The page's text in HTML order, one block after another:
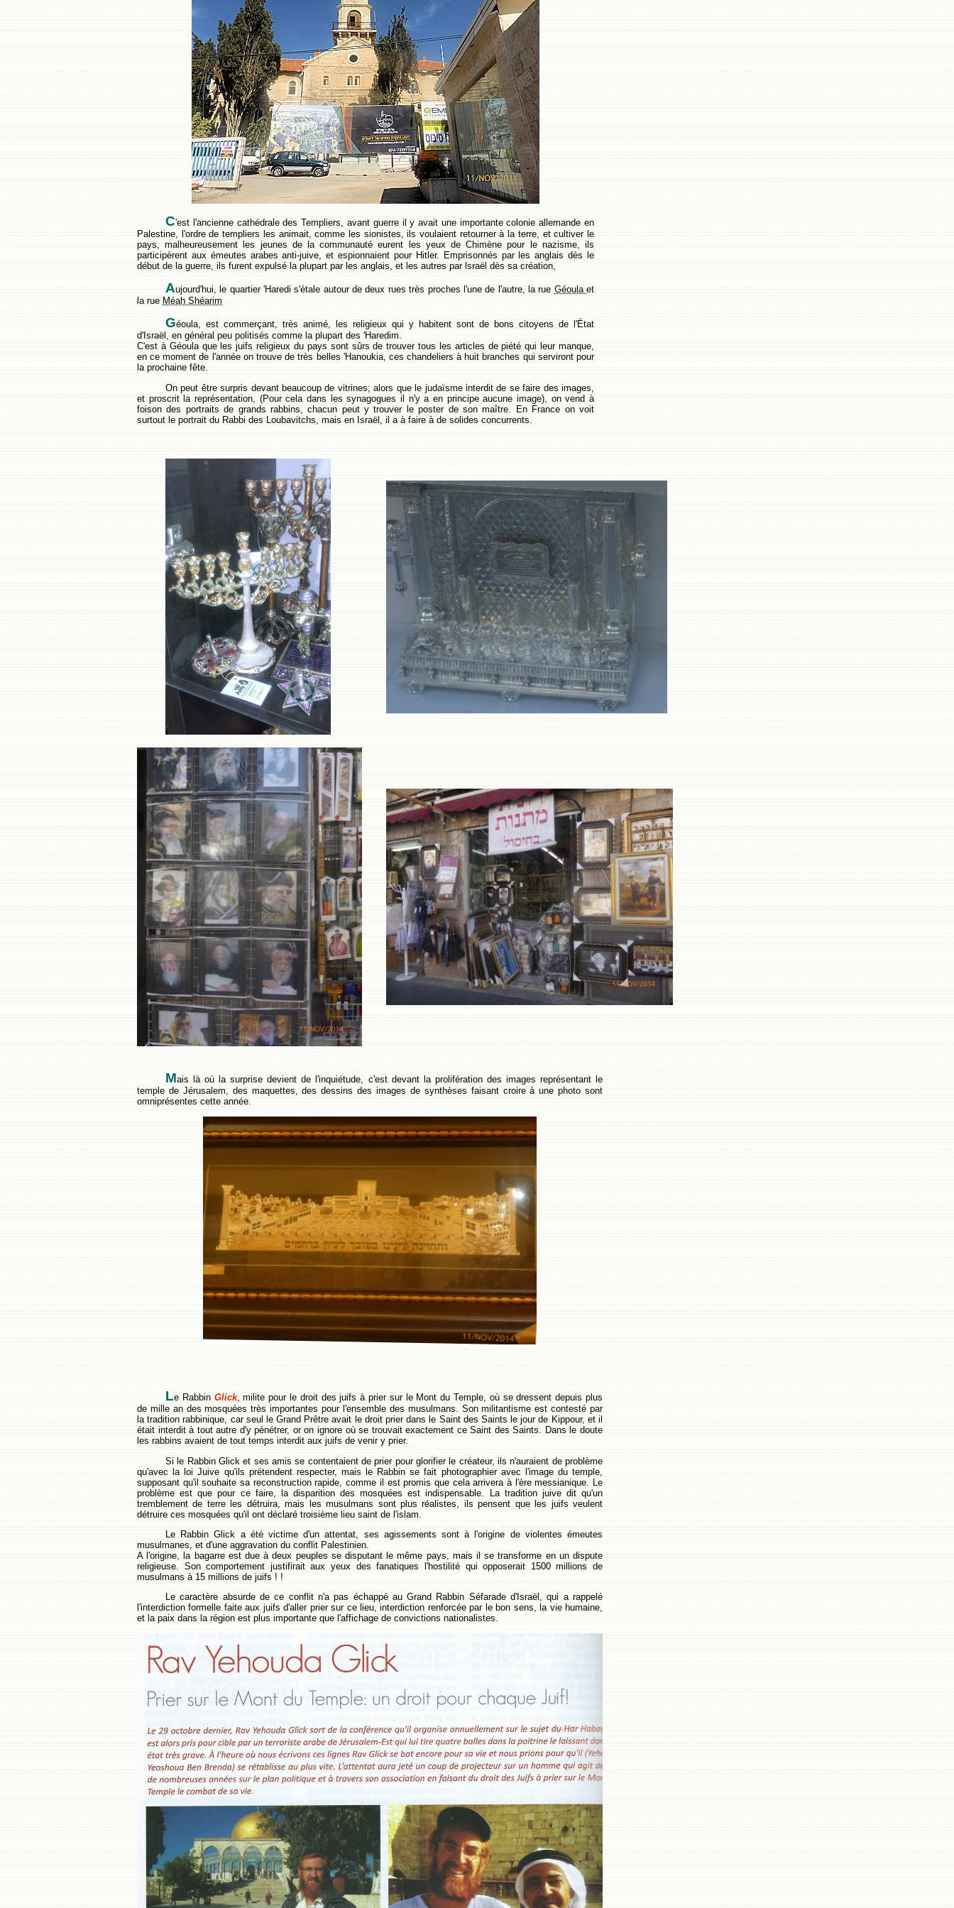
C'est l'ancienne cathédrale des Templiers, avant guerre il y avait une importante colonie allemande en
Palestine, l'ordre de templiers les animait, comme les sionistes, ils voulaient retourner à la terre, et cultiver le
pays, malheureusement les jeunes de la communauté eurent les yeux de Chimène pour le nazisme, ils
participèrent aux émeutes arabes anti-juive, et espionnaient pour Hitler. Emprisonnés par les anglais dès le
début de la guerre, ils furent expulsé la plupart par les anglais, et les autres par lsraël dès sa création,
Aujourd'hui, le quartier 'Haredi s'étale autour de deux rues très proches l'une de l'autre, la rue Géoulaet
la rue Méah Shéarim
Géoula, est commerçant, très animé, les religieux qui y habitent sont de bons citoyens de l'État
d'Israël, en général peu politisés comme la plupart des 'Haredim.
C'est à Géoula que les juifs religieux du pays sont sûrs de trouver tous les articles de piété qui leur manque,
en ce moment de l'année on trouve de très belles 'Hanoukia, ces chandeliers à huit branches qui serviront pour
la prochaine fête.
On peut être surpris devant beaucoup de vitrines; alors que le judaïsme interdit de se faire des images,
et proscrit la représentation, (Pour cela dans les synagogues il n'y a en principe aucune image), on vend à
foison des portraits de grands rabbins, chacun peut y trouver le poster de son maître. En France on voit
surtout le portrait du Rabbi des Loubavitchs, mais en Israël, il a à faire à de solides concurrents.
Mais là où la surprise devient de l'inquiétude, c'est devant la prolifération des images représentant le
temple de Jérusalem, des maquettes, des dessins des images de synthèses faisant croire à une photo sont
omniprésentes cette année.
Le Rabbin Glick, milite pour le droit des juifs à prier sur le Mont du Temple, où se dressent depuis plus
de mille an des mosquées très importantes pour l'ensemble des musulmans. Son militantisme est contesté par
la tradition rabbinique, car seul le Grand Prêtre avait le droit prier dans le Saint des Saints le jour de Kippour, et il
était interdit à tout autre d'y pénétrer, or on ignore où se trouvait exactement ce Saint des Saints. Dans le doute
les rabbins avaient de tout temps interdit aux juifs de venir y prier.
Si le Rabbin Glick et ses amis se contentaient de prier pour glorifier le créateur, ils n'auraient de problème
qu'avec la loi Juive qu'ils prétendent respecter, mais le Rabbin se fait photographier avec l'image du temple,
supposant qu'il souhaite sa reconstruction rapide, comme il est promis que cela arrivera à l'ère messianique. Le
problème est que pour ce faire, la disparition des mosquées est indispensable. La tradition juive dit qu'un
tremblement de terre les détruira, mais les musulmans sont plus réalistes, ils pensent que les juifs veulent
détruire ces mosquées qu'il ont déclaré troisième lieu saint de l'islam.
Le Rabbin Glick a été victime d'un attentat, ses agissements sont à l'origine de violentes émeutes
musulmanes, et d'une aggravation du conflit Palestinien.
A l'origine, la bagarre est due à deux peuples se disputant le même pays, mais il se transforme en un dispute
religieuse. Son comportement justifirait aux yeux des fanatiques l'hostilité qui opposerait 1500 millions de
musulmans à 15 millions de juifs ! !
Le caractère absurde de ce conflit n'a pas échappé au Grand Rabbin Séfarade d'Israël, qui a rappelé
l'interdiction formelle faite aux juifs d'aller prier sur ce lieu, interdiction renforcée par le bon sens, la vie humaine,
et la paix dans la région est plus importante que l'affichage de convictions nationalistes.